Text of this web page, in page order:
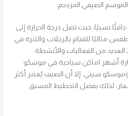
الصيفي المزدحم.
نسبيًا، حيث تصل درجة الحرارة إلى
الطقس مثاليًا للقيام بالرحلات والتنزه في
العديد من الفعاليات والأنشطة
أشهر اماكن سياحية في موسكو
سيتي. إلا أن الصيف يُعتبر أكثر
لذلك يفضل التخطيط المسبق